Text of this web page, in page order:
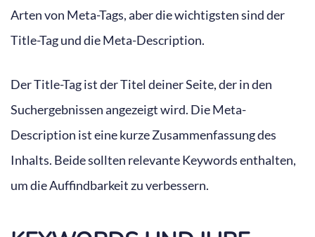
Arten von Meta-Tags, aber die wichtigsten sind der
Title-Tag und die Meta-Description.
Der Title-Tag ist der Titel deiner Seite, der in den
Suchergebnissen angezeigt wird. Die Meta-
Description ist eine kurze Zusammenfassung des
Inhalts. Beide sollten relevante Keywords enthalten,
um die Auffindbarkeit zu verbessern.